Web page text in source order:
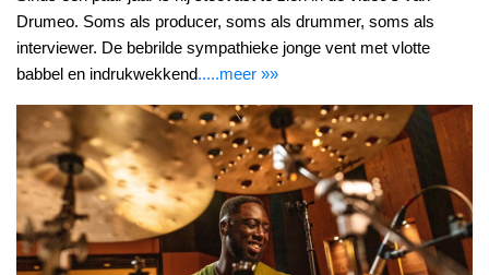
Drumeo. Soms als producer, soms als drummer, soms als
interviewer. De bebrilde sympathieke jonge vent met vlotte
babbel en indrukwekkend.....meer »»